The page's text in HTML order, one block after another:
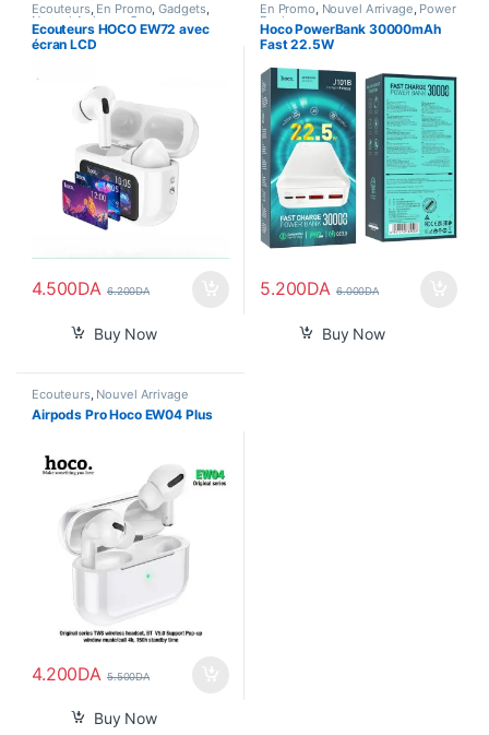
Écouteurs, En Promo,Gadgets,
Nouvel Arrivage,Son
Ecouteurs HOCO EW72 avec
écran LCD
4.500DA 6.200DA
Buy Now
En Promo, Nouvel Arrivage, Power
Bank
Hoco PowerBank 30000mAh
Fast 22.5W
5.200DA 6.000DA
Buy Now
Écouteurs, Nouvel Arrivage
Airpods Pro Hoco EW04 Plus
4.200DA 5.500DA
Buy Now